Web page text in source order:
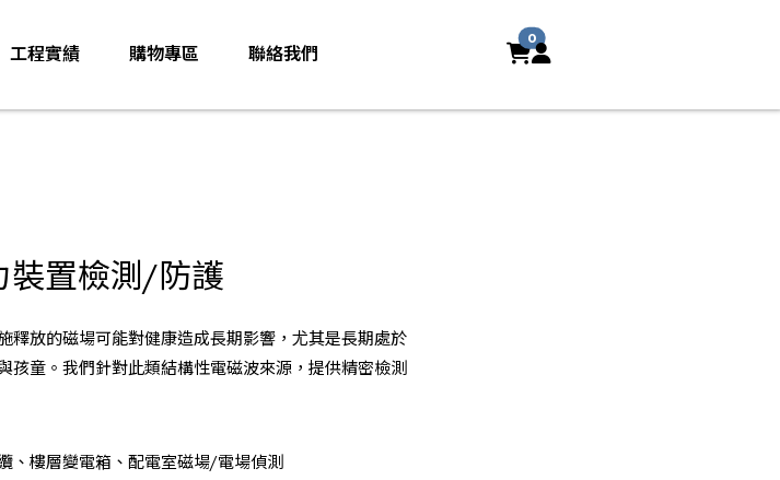
工程實績 購物專區 聯絡我們
0
裝置檢測/防護
釋放的磁場可能對健康造成長期影響，尤其是長期處於
孩童。我們針對此類結構性電磁波來源，提供精密檢測
、樓層變電箱、配電室磁場/電場偵測